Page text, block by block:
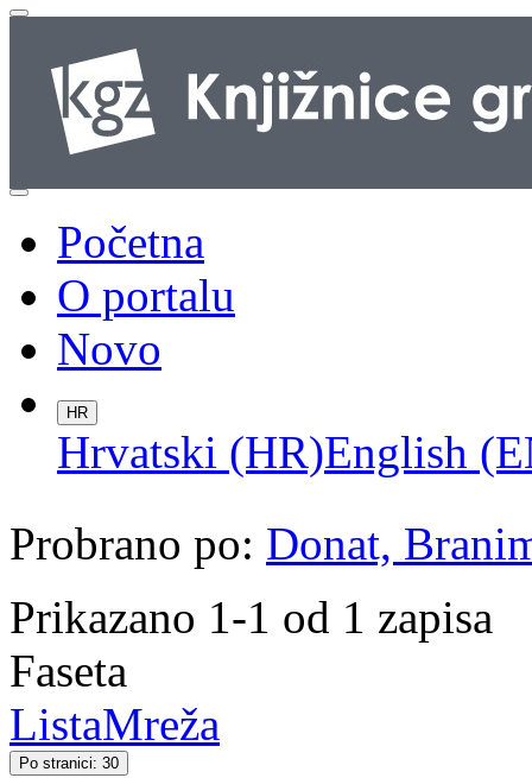
Početna
O portalu
Novo
HR
Hrvatski (HR)English
Probrano po: Donat,
Prikazano 1-1 od 1 zapisa
Faseta
ListaMreža
Po stranici: 30